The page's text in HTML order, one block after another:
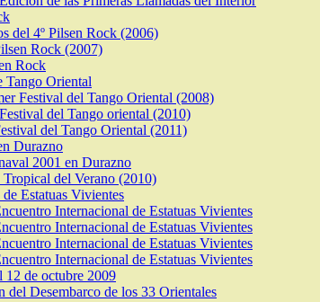
del 4º Pilsen Rock (2006)
Rock (2007)
Rock
Tango Oriental
Festival del Tango Oriental (2008)
del Tango oriental (2010)
del Tango Oriental (2011)
Durazno
2001 en Durazno
Tropical del Verano (2010)
Estatuas Vivientes
Internacional de Estatuas Vivientes
Internacional de Estatuas Vivientes
Internacional de Estatuas Vivientes
Internacional de Estatuas Vivientes
12 de octubre 2009
del Desembarco de los 33 Orientales